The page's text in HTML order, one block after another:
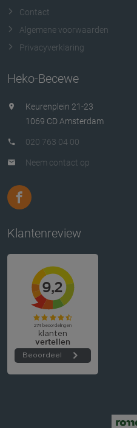
Contact
Algemene voorwaarden
Privacyverklaring
Heko-Becewe
Keurenplein 21-23
1069 CD Amsterdam
020 763 04 00
Neem contact op
Klantenreview